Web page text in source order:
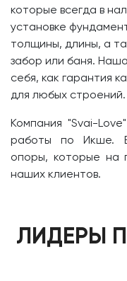
которые всегда в
установке
толщины, длины, а
забор или баня.
себя, как гарантия
для любых строений.
Компания "Svai-
работы по Икше.
опоры, которые на
наших клиентов.
ЛИДЕРЫ